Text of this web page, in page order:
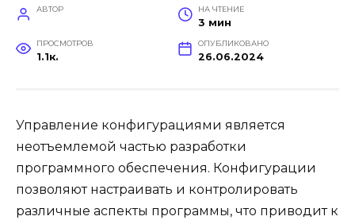
АВТОР НА ЧТЕНИЕ
3 мин
ПРОСМОТРОВ
1.1к.
ОПУБЛИКОВАНО
26.06.2024
Управление конфигурациями является
неотъемлемой частью разработки
программного обеспечения. Конфигурации
позволяют настраивать и контролировать
различные аспекты программы, что приводит к